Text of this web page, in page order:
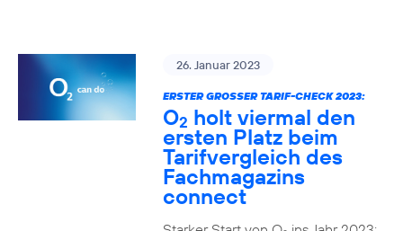
26. Januar 2023
ERSTER GROSSER TARIF-CHECK 2023:
O2 holt viermal den
ersten Platz beim
Tarifvergleich des
Fachmagazins
connect